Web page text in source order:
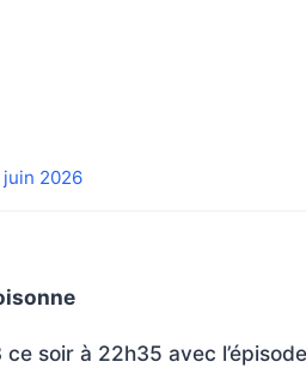
2026
soir à 22h35 avec